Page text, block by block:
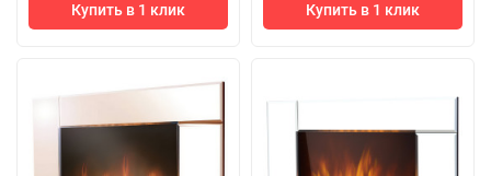
Купить в 1 клик Купить в 1 клик